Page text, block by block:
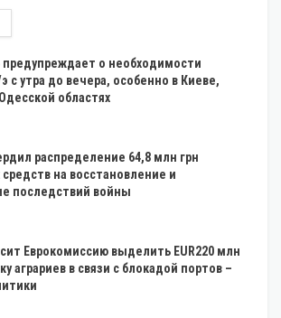
предупреждает о необходимости
с утра до вечера, особенно в Киеве,
областях
распределение 64,8 млн грн
на восстановление и
последствий войны
Еврокомиссию выделить EUR220 млн
аграриев в связи с блокадой портов –